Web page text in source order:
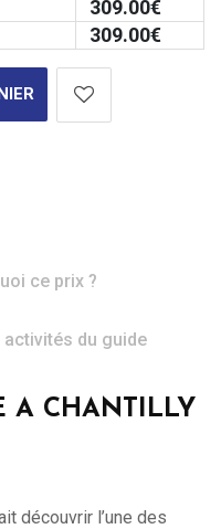
309.00€
309.00€
ce prix ?
activités du guide
A CHANTILLY
découvrir l’une des